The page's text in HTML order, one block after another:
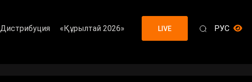
Дистрибуция «Құрылтай 2026» LIVE РУС